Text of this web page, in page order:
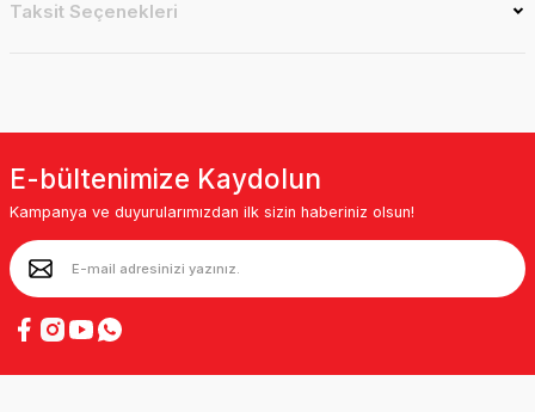
Taksit Seçenekleri
E-bültenimize Kaydolun
Kampanya ve duyurularımızdan ilk sizin haberiniz olsun!